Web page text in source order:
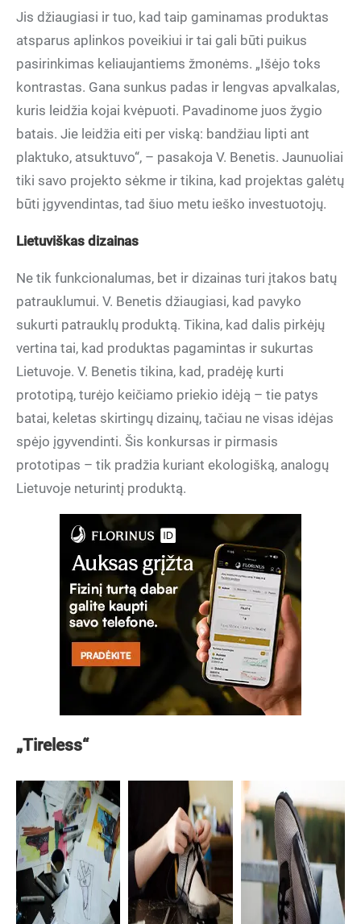
Jis džiaugiasi ir tuo, kad taip gaminamas produktas
atsparus aplinkos poveikiui ir tai gali būti puikus
pasirinkimas keliaujantiems žmonėms. „Išėjo toks
kontrastas. Gana sunkus padas ir lengvas apvalkalas,
kuris leidžia kojai kvėpuoti. Pavadinome juos žygio
batais. Jie leidžia eiti per viską: bandžiau lipti ant
plaktuko, atsuktuvo“, – pasakoja V. Benetis. Jaunuoliai
tiki savo projekto sėkme ir tikina, kad projektas galėtų
būti įgyvendintas, tad šiuo metu ieško investuotojų.
Lietuviškas dizainas
Ne tik funkcionalumas, bet ir dizainas turi įtakos batų
patrauklumui. V. Benetis džiaugiasi, kad pavyko
sukurti patrauklų produktą. Tikina, kad dalis pirkėjų
vertina tai, kad produktas pagamintas ir sukurtas
Lietuvoje. V. Benetis tikina, kad, pradėję kurti
prototipą, turėjo keičiamo priekio idėją – tie patys
batai, keletas skirtingų dizainų, tačiau ne visas idėjas
spėjo įgyvendinti. Šis konkursas ir pirmasis
prototipas – tik pradžia kuriant ekologišką, analogų
Lietuvoje neturintį produktą.
„Tireless“